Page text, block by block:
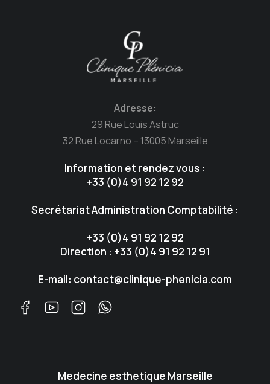
Adresse:
29 Rue Louis Astruc
32 Rue Locarno – 13005 Marseille
Information et rendez vous :
+33 (0)4 91 92 12 92
Secrétariat Administration Comptabilité :
+33 (0)4 91 92 12 92
Direction : +33 (0)4 91 92 12 91
E-mail: contact@clinique-phenicia.com
Medecine esthetique Marseille